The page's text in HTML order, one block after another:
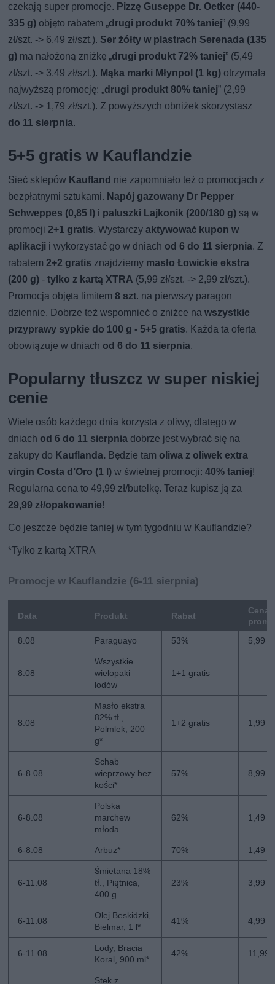
czekają super promocje. Pizzę Guseppe Dr. Oetker (440-
335 g) objęto rabatem „drugi produkt 70% taniej” (9,99
zł/szt. -> 6.49 zł/szt.). Ser żółty w plastrach Serenada (135
g) ma nałożoną zniżkę „drugi produkt 72% taniej” (5,49
zł/szt. -> 3,49 zł/szt.). Mąka marki Młynpol (1 kg) otrzymała
najwyższą promocję: „drugi produkt 80% taniej” (2,99
zł/szt. -> 1,79 zł/szt.). Z powyższych obniżek skorzystasz
do 11 sierpnia.
5+5 gratis w Kauflandzie
Sieć sklepów Kaufland nie zapomniało też o promocjach z
bezpłatnymi sztukami. Napój gazowany Dr Pepper
Schweppes (0,85 l) i paluszki Lajkonik (200/180 g) są w
promocji2+1 gratis. Wystarczyaktywować kupon w
aplikacji i wykorzystać go w dniach od 6 do 11 sierpnia. Z
rabatem2+2 gratis znajdziemy masło Łowickie ekstra
(200 g) - tylko z kartą XTRA (5,99 zł/szt. -> 2,99 zł/szt.).
Promocja objęta limitem 8 szt. na pierwszy paragon
dziennie. Dobrze też wspomnieć o zniżce nawszystkie
przyprawy sypkie do 100 g - 5+5 gratis. Każda ta oferta
obowiązuje w dniach od 6 do 11 sierpnia.
Popularny tłuszcz w super niskiej
cenie
Wiele osób każdego dnia korzysta z oliwy, dlatego w
dniach od 6 do 11 sierpnia dobrze jest wybrać się na
zakupy do Kauflanda. Będzie tam oliwa z oliwek extra
virgin Costa d’Oro (1 l) w świetnej promocji:40% taniej!
Regularna cena to 49,99 zł/butelkę. Teraz kupisz ją za
29,99 zł/opakowanie!
Co jeszcze będzie taniej w tym tygodniu w Kauflandzie?
*Tylko z kartą XTRA
Promocje w Kauflandzie (6-11 sierpnia)
Data Produkt Rabat
Cena
8.08
Paraguayo 53% 5,99
8.08
Wszystkie
wielopaki
lodów
1+1 gratis
8.08
Masło ekstra
82% tł.,
Polmlek, 200
g*
1+2 gratis 1,99
6-8.08
Schab
wieprzowy bez
kości*
57% 8,99
6-8.08
Polska
marchew
młoda
62% 1,49
6-8.08 Arbuz* 70% 1,49
6-11.08
Śmietana 18%
tł., Piątnica,
400 g
23% 3,99
6-11.08
Olej Beskidzki,
Bielmar, 1 l*
41% 4,99
6-11.08
Lody, Bracia
Koral, 900 ml*
42% 11,99
Stek z